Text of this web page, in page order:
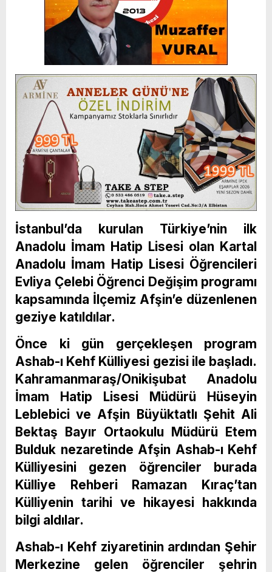
İstanbul’da kurulan Türkiye’nin ilk
Anadolu İmam Hatip Lisesi olan Kartal
Anadolu İmam Hatip Lisesi Öğrencileri
Evliya Çelebi Öğrenci Değişim programı
kapsamında İlçemiz Afşin’e düzenlenen
geziye katıldılar.
Önce ki gün gerçekleşen program
Ashab-ı Kehf Külliyesi gezisi ile başladı.
Kahramanmaraş/Onikişubat Anadolu
İmam Hatip Lisesi Müdürü Hüseyin
Leblebici ve Afşin Büyüktatlı Şehit Ali
Bektaş Bayır Ortaokulu Müdürü Etem
Bulduk nezaretinde Afşin Ashab-ı Kehf
Külliyesini gezen öğrenciler burada
Külliye Rehberi Ramazan Kıraç’tan
Külliyenin tarihi ve hikayesi hakkında
bilgi aldılar.
Ashab-ı Kehf ziyaretinin ardından Şehir
Merkezine gelen öğrenciler şehrin